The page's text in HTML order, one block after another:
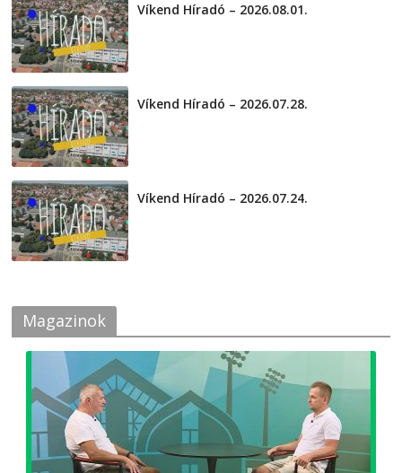
Víkend Híradó – 2026.08.01.
Víkend Híradó – 2026.07.28.
Víkend Híradó – 2026.07.24.
Magazinok